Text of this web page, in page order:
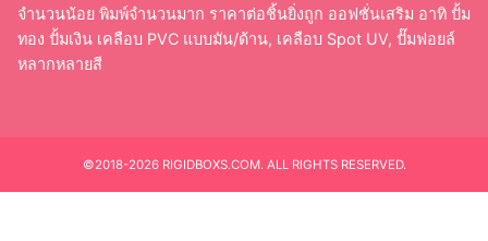
จำนวนน้อย พิมพ์จำนวนมาก ราคาต่อชิ้นยิ่งถูก ออฟชั่นเสริม อาทิ ปั้ม
ทอง ปั้มเงิน เคลือบ PVC แบบมัน/ด้าน, เคลือบ Spot UV, ปั๊มฟอยล์
หลากหลายสี
©2018-2026 RIGIDBOXS.COM. ALL RIGHTS RESERVED.